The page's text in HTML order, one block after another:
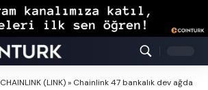
CHAINLINK (LINK)» Chainlink 47 bankalık dev ağda